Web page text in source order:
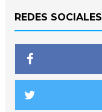
REDES SOCIALES